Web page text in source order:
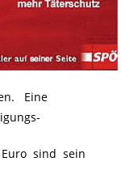
Eine
sind sein